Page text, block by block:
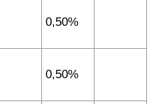
0,50%
0,50%